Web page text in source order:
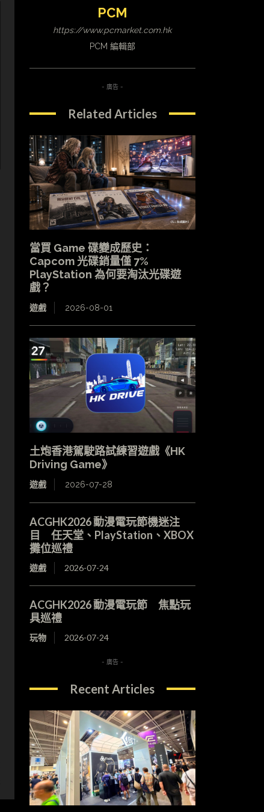
PCM
https://www.pcmarket.com.hk
PCM 編輯部
- 廣告 -
Related Articles
當買 Game 碟變成歷史：
Capcom 光碟銷量僅 7%
PlayStation 為何要淘汰光碟遊
戲？
遊戲 2026-08-01
土炮香港駕駛路試練習遊戲《HK
Driving Game》
遊戲 2026-07-28
ACGHK2026 動漫電玩節機迷注
目 任天堂、PlayStation、XBOX
攤位巡禮
遊戲 2026-07-24
ACGHK2026 動漫電玩節 焦點玩
具巡禮
玩物 2026-07-24
- 廣告 -
Recent Articles